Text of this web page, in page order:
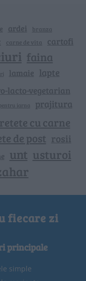
ardei branza
carne de vita cartofi
faina
lamaie lapte
lacto-vegetarian
iarna prajitura
retete cu carne
de post rosii
unt usturoi
fiecare zi
principale
simple